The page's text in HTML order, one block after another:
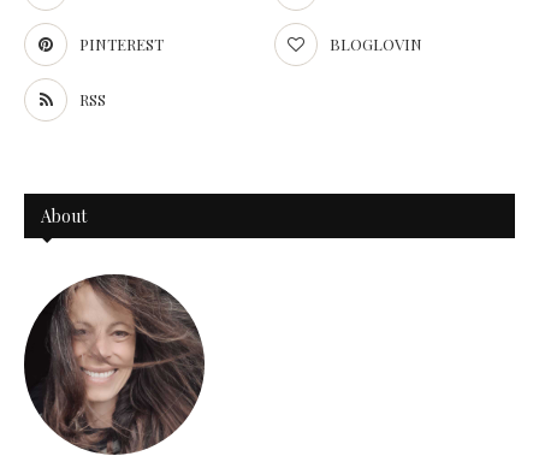
PINTEREST BLOGLOVIN
RSS
About